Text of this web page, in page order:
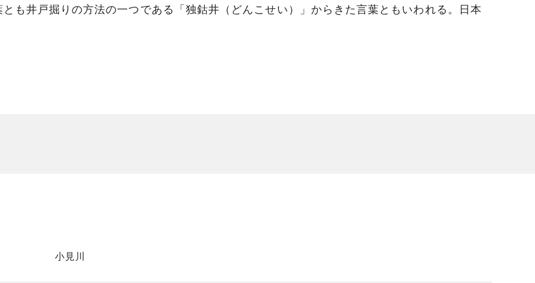
も井戸掘りの方法の一つである「独鈷井（どんこせい）」からきた言葉ともいわれる。日本
小見川